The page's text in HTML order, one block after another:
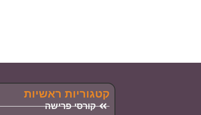
קטגוריות ראשיות
קורסי פרישה